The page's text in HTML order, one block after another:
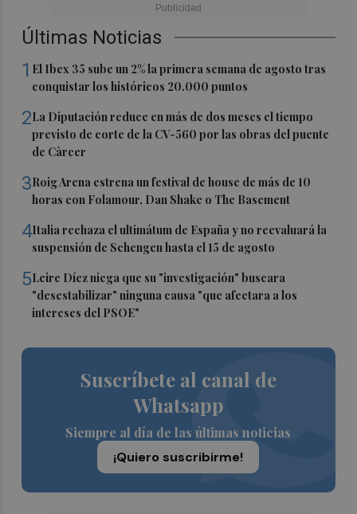
Últimas Noticias
1 El Ibex 35 sube un 2% la primera semana de agosto tras
conquistar los históricos 20.000 puntos
2La Diputación reduce en más de dos meses el tiempo
previsto de corte de la CV-560 por las obras del puente
de Càrcer
3Roig Arena estrena un festival de house de más de 10
horas con Folamour, Dan Shake o The Basement
4Italia rechaza el ultimátum de España y no reevaluará la
suspensión de Schengen hasta el 15 de agosto
5Leire Díez niega que su "investigación" buscara
"desestabilizar" ninguna causa "que afectara a los
intereses del PSOE"
Suscríbete al canal de
Whatsapp
Siempre al día de las últimas noticias
¡Quiero suscribirme!